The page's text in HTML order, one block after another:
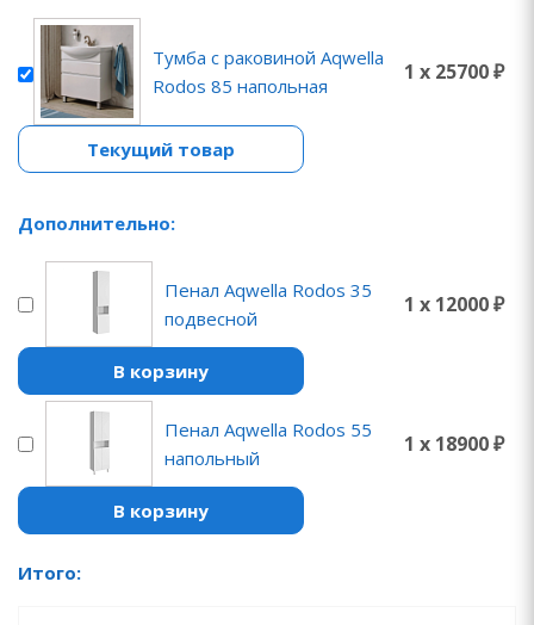
Тумба с раковиной Aqwella
Rodos 85 напольная
1 x 25700 ₽
Текущий товар
Дополнительно:
Пенал Aqwella Rodos 35
подвесной
1 x 12000 ₽
В корзину
Пенал Aqwella Rodos 55
напольный
1 x 18900 ₽
В корзину
Итого: